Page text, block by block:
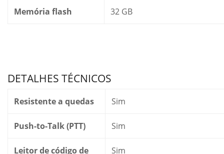
Memória flash 32 GB
DETALHES TÉCNICOS
Resistente a quedas Sim
Push-to-Talk (PTT) Sim
Leitor de código de
Sim